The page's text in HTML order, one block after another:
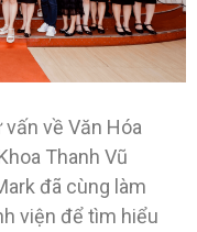
về Văn Hóa
Thanh Vũ
đã cùng làm
viện để tìm hiểu